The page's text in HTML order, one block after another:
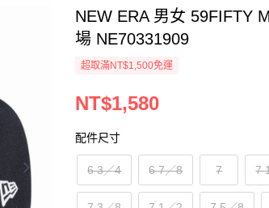
NEW ERA 男女 59FIFTY
場 NE70331909
超取滿NT$1,500免運
NT$1,580
配件尺寸
6 3／4 6 7／8 7 7